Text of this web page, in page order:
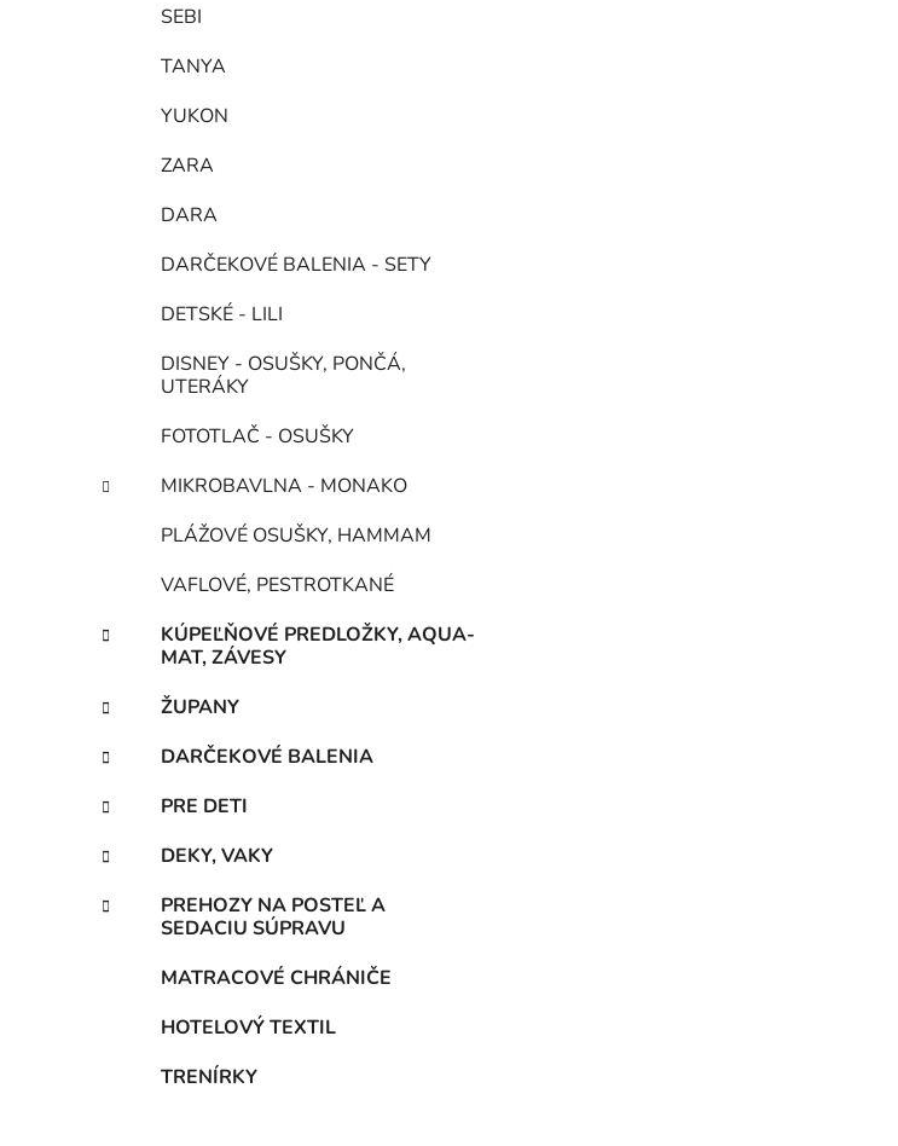
SEBI
TANYA
YUKON
ZARA
DARA
DARČEKOVÉ BALENIA - SETY
DETSKÉ - LILI
DISNEY - OSUŠKY, PONČÁ,
UTERÁKY
FOTOTLAČ - OSUŠKY
MIKROBAVLNA - MONAKO
PLÁŽOVÉ OSUŠKY, HAMMAM
VAFLOVÉ, PESTROTKANÉ
KÚPEĽŇOVÉ PREDLOŽKY, AQUA-
MAT, ZÁVESY
ŽUPANY
DARČEKOVÉ BALENIA
PRE DETI
DEKY, VAKY
PREHOZY NA POSTEĽ A
SEDACIU SÚPRAVU
MATRACOVÉ CHRÁNIČE
HOTELOVÝ TEXTIL
TRENÍRKY